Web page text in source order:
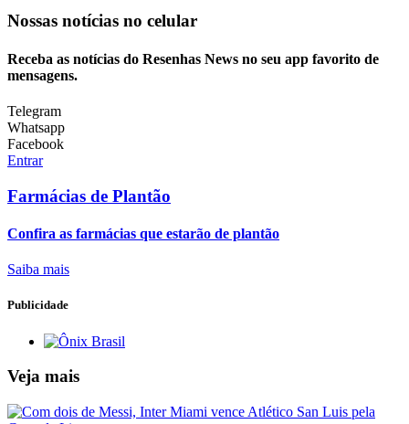
Nossas notícias no celular
Receba as notícias do Resenhas News no seu app favorito de
mensagens.
Telegram
Whatsapp
Facebook
Entrar
Farmácias de Plantão
Confira as farmácias que estarão de plantão
Saiba mais
Publicidade
Veja mais